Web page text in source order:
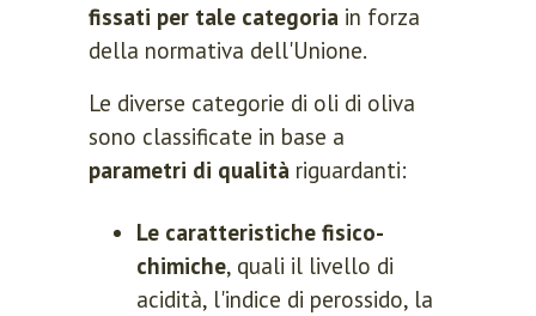
fissati per tale categoria in forza
della normativa dell'Unione.
Le diverse categorie di oli di oliva
sono classificate in base a
parametri di qualità riguardanti:
Le caratteristiche fisico-
chimiche, quali il livello di
acidità, l'indice di perossido, la